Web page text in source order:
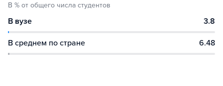
В % от общего числа студентов
В вузе 3.8
В среднем по стране 6.48